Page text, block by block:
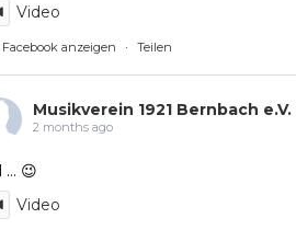
Video
anzeigen · Teilen
Musikverein 1921 Bernbach e.V.
2 months ago
… 😉
Video